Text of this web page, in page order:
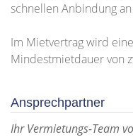
schnellen Anbindung
Im Mietvertrag wird
Mindestmietdauer von
Ansprechpartner
Ihr Vermietungs-Team